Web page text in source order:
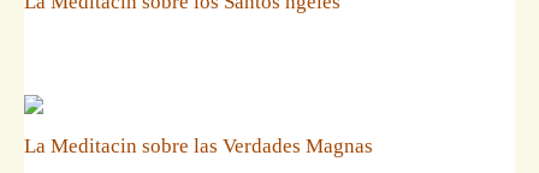
La Meditacin sobre las Verdades Magnas